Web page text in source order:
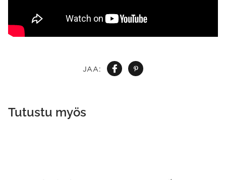
JAA:
Tutustu myös